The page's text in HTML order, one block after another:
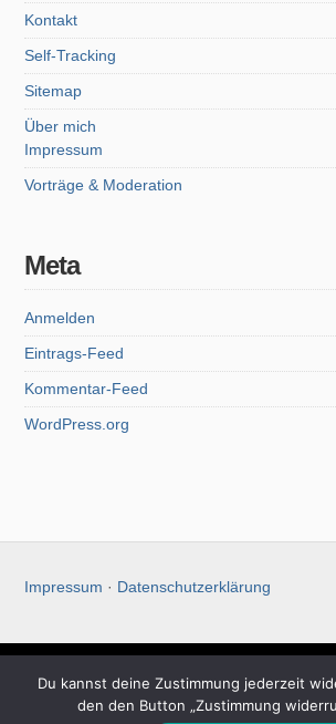
Kontakt
Self-Tracking
Sitemap
Über mich
Impressum
Vorträge & Moderation
Meta
Anmelden
Eintrags-Feed
Kommentar-Feed
WordPress.org
Impressum · Datenschutzerklärung
Christoph Koch
Du kannst deine Zustimmung jederzeit
den den Button „Zustimmung